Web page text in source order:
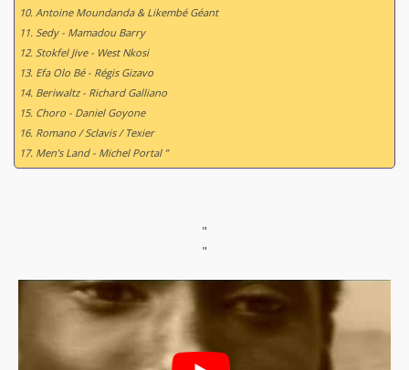
10. Antoine Moundanda & Likembé Géant
11. Sedy - Mamadou Barry
12. Stokfel Jive - West Nkosi
13. Efa Olo Bé - Régis Gizavo
14. Beriwaltz - Richard Galliano
15. Choro - Daniel Goyone
16. Romano / Sclavis / Texier
17. Men’s Land - Michel Portal ”
"
"